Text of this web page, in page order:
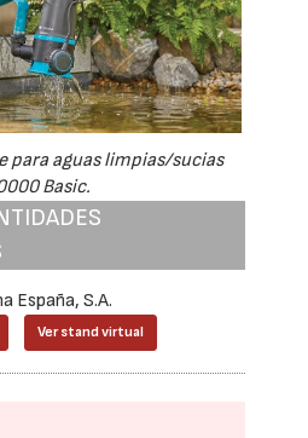
para aguas limpias/sucias
Basic.
España, S.A.
Ver stand virtual